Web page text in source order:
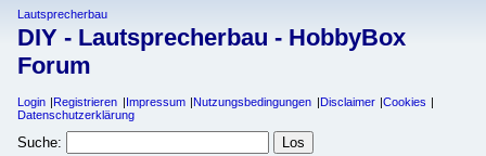
Lautsprecherbau
DIY - Lautsprecherbau - HobbyBox
Forum
Login Registrieren Impressum Nutzungsbedingungen Disclaimer
Cookies
Datenschutzerklärung
Suche: